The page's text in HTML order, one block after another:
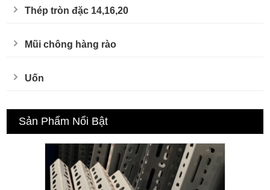
Thép tròn đặc 14,16,20
Mũi chông hàng rào
Uốn
Sản Phẩm Nổi Bật